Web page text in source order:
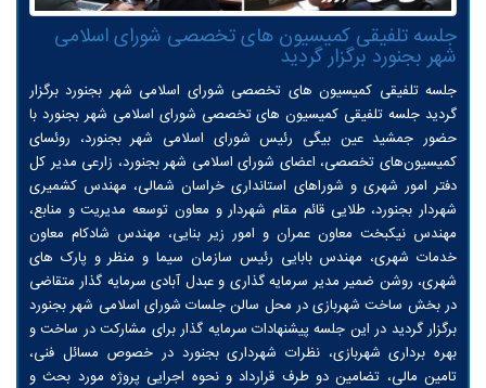
جلسه تلفیقی کمیسیون های تخصصی شورای اسلامی
شهر بجنورد برگزار گردید
جلسه تلفیقی کمیسیون های تخصصی شورای اسلامی شهر بجنورد برگزار
گردید جلسه تلفیقی کمیسیون های تخصصی شورای اسلامی شهر بجنورد با
حضور جمشید عین بیگی رئیس شورای اسلامی شهر بجنورد، روئسای
کمیسیون‌های تخصصی، اعضای شورای اسلامی شهر بجنورد، زارعی مدیر کل
دفتر امور شهری و شوراهای استانداری خراسان شمالی، مهندس کشمیری
شهردار بجنورد، طلایی قائم مقام شهردار و معاون توسعه مدیریت و منابع،
مهندس نیکبخت معاون عمران و امور زیر بنایی، مهندس شادکام معاون
خدمات شهری، مهندس بابایی رئیس سازمان سیما و منظر و پارک های
شهری، روشن ضمیر مدیر سرمایه گذاری و عبدل آبادی سرمایه گذار متقاضی
در بخش ساخت شهربازی در محل سالن جلسات شورای اسلامی شهر بجنورد
برگزار گردید در این جلسه پیشنهادات سرمایه گذار برای مشارکت در ساخت و
بهره برداری شهربازی، نظرات شهرداری بجنورد در خصوص مسائل فنی،
تامین مالی، تضامین دو طرف قرارداد و نحوه اجرایی پروژه مورد بحث و